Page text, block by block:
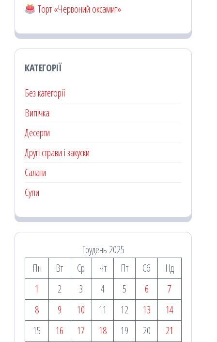
Торт «Червоний оксамит»
КАТЕГОРІЇ
Без категорії
Випічка
Десерти
Другі страви і закуски
Салати
Супи
Грудень 2025
Пн
Вт Ср Чт Пт Сб
Нд
1
2 3 4 5 6
7
8
9 10 11 12 13
14
15
16 17 18 19 20 21